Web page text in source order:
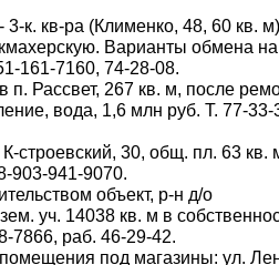
к. кв-ра (Клименко, 48, 60 кв.
Варианты обмена на
161-7160, 74-28-08.
Рассвет, 267 кв. м, после
вода, 1,6 млн руб. Т. 77-33-
строевский, 30, общ. пл. 63 кв.
903-941-9070.
объект, р-н д/о
уч. 14038 кв. м в
7866, раб. 46-29-42.
под магазины: ул.